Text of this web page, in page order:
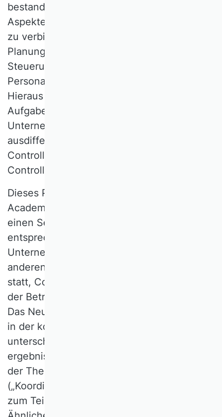
bestand darin, sehr unterschiedliche
Aspekte finanzieller Führung miteinander
zu verbinden, neben der strukturgebenden
Planung auch die Organisation als
Steuerungskontext und die
Personalführung als Anreizgestaltung.
Hieraus resultierte ein sehr breites
Aufgabenspektrum, für das sich in den
Unternehmen ein zunehmend
ausdifferenzierter Bereich bildete, in dem
Controller arbeiteten und ihm zum Namen
Controlling verhalfen.
Dieses Praxisphänomen blieb in der
Academia nicht ohne Reaktion. Auf der
einen Seite änderte sich das Curriculum
entsprechend, um dem Bedarf der
Unternehmen gerecht zu werden. Auf der
anderen Seite fanden diverse Versuche
statt, Controlling schlüssig in das Gebäude
der Betriebswirtschaftslehre einzuordnen.
Das Neue des Controllings lag in der Praxis
in der kohärenten Zusammenfassung sehr
unterschiedlicher Facetten einer
ergebnisorientierten Führung. Dies auch in
der Theorie als Wesenskern zu betrachten
(„Koordinationsfunktion“), stieß aber auf
zum Teil sehr pointierten Widerstand.